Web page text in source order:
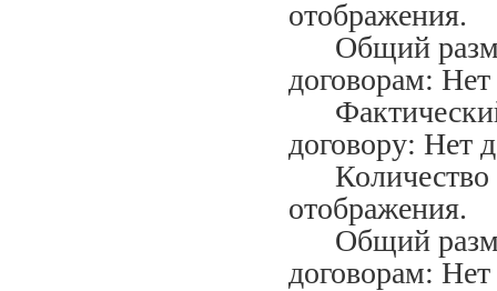
отображения.
Общий
договорам:
Фактический
договору: Нет
Количество
отображения.
Общий
договорам: